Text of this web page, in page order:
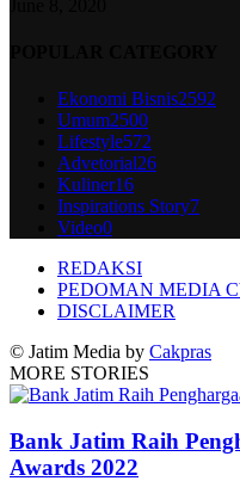
Ekonomi Bisnis2592
Umum2500
Lifestyle572
Advetorial26
Kuliner16
Inspirations Story7
Video0
REDAKSI
PEDOMAN MEDIA
DISCLAIMER
© Jatim Media by Cakpras
MORE STORIES
Bank Jatim Raih
Awards 2022